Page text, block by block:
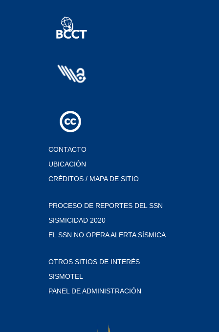
CONTACTO
UBICACIÓN
CRÉDITOS / MAPA DE SITIO
PROCESO DE REPORTES DEL SSN
SISMICIDAD 2020
EL SSN NO OPERA ALERTA SÍSMICA
OTROS SITIOS DE INTERÉS
SISMOTEL
PANEL DE ADMINISTRACIÓN